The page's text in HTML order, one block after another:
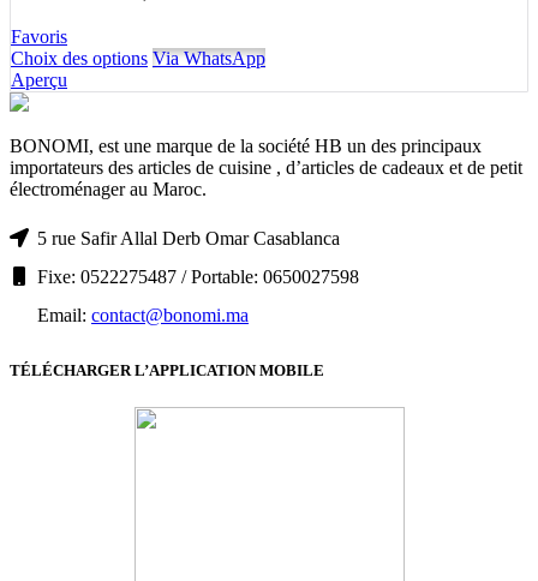
Favoris
Choix des options Via WhatsApp
Aperçu
BONOMI, est une marque de la société HB un des principaux
importateurs des articles de cuisine , d’articles de cadeaux et de petit
électroménager au Maroc.
5 rue Safir Allal Derb Omar Casablanca
Fixe: 0522275487 / Portable: 0650027598
Email: contact@bonomi.ma
TÉLÉCHARGER L’APPLICATION MOBILE